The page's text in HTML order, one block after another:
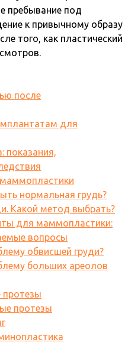
пребывание под
к привычному образу
того, как пластический
после
для
показания,
нормальная грудь?
Какой метод выбрать?
для маммопластики:
вопросы
обвисшей груди?
больших ареолов
протезы
протезы